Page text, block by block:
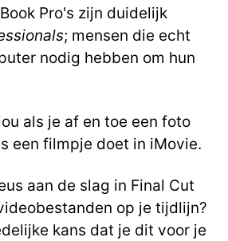
Pro's zijn duidelijk
; mensen die echt
nodig hebben om hun
als je af en toe een foto
een filmpje doet in iMovie.
aan de slag in Final Cut
op je tijdlijn?
kans dat je dit voor je